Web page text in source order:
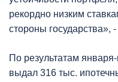
рекордно низким
стороны государства»,
По результатам
выдал 316 тыс.